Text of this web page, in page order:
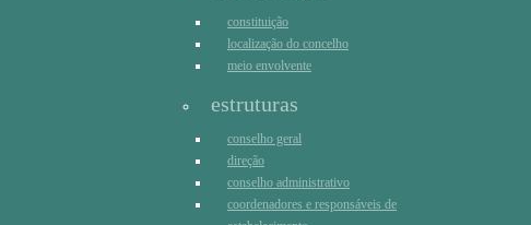
constituição
localização do concelho
meio envolvente
estruturas
conselho geral
direção
conselho administrativo
coordenadores e responsáveis de